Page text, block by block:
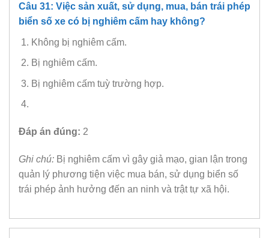
Câu 31: Việc sản xuất, sử dụng, mua, bán trái phép
biển số xe có bị nghiêm cấm hay không?
Không bị nghiêm cấm.
Bị nghiêm cấm.
Bị nghiêm cấm tuỳ trường hợp.
Đáp án đúng: 2
Ghi chú: Bị nghiêm cấm vì gây giả mạo, gian lận trong
quản lý phương tiện việc mua bán, sử dụng biển số
trái phép ảnh hưởng đến an ninh và trật tự xã hội.